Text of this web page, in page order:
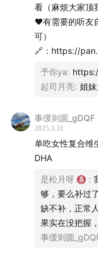
本期提到的营养健
1、书
《精神健康讲记》
为什么要睡觉》、
2、松月推荐的健
中文世界：顾中一
英文世界：
看（麻烦大家顶
❤️有需要的听友
可）
🔗：https://
予你ya:
起司月亮: 姐
事缓则圆_gDQF
2025.3.31
单吃女性复合维
DHA
是松月呀 :
够，要么补过
缺不补，正常
果实在没把握
事缓则圆